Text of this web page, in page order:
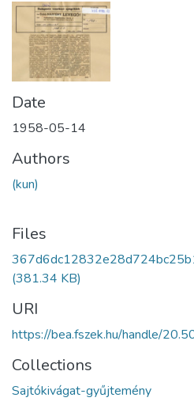
About us
Date
1958-05-14
Authors
(kun)
Files
(381.34 KB)
URI
https://bea.fszek.hu/handle/
Collections
Sajtókivágat-gyűjtemény